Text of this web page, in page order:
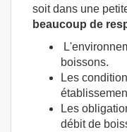
soit dans une
beaucoup de
boissons.
Les
Les
débit de